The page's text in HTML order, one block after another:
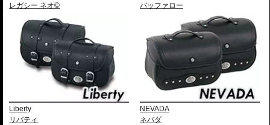
レガシー ネオ©
バッファロー
Liberty
リバティ
NEVADA
ネバダ